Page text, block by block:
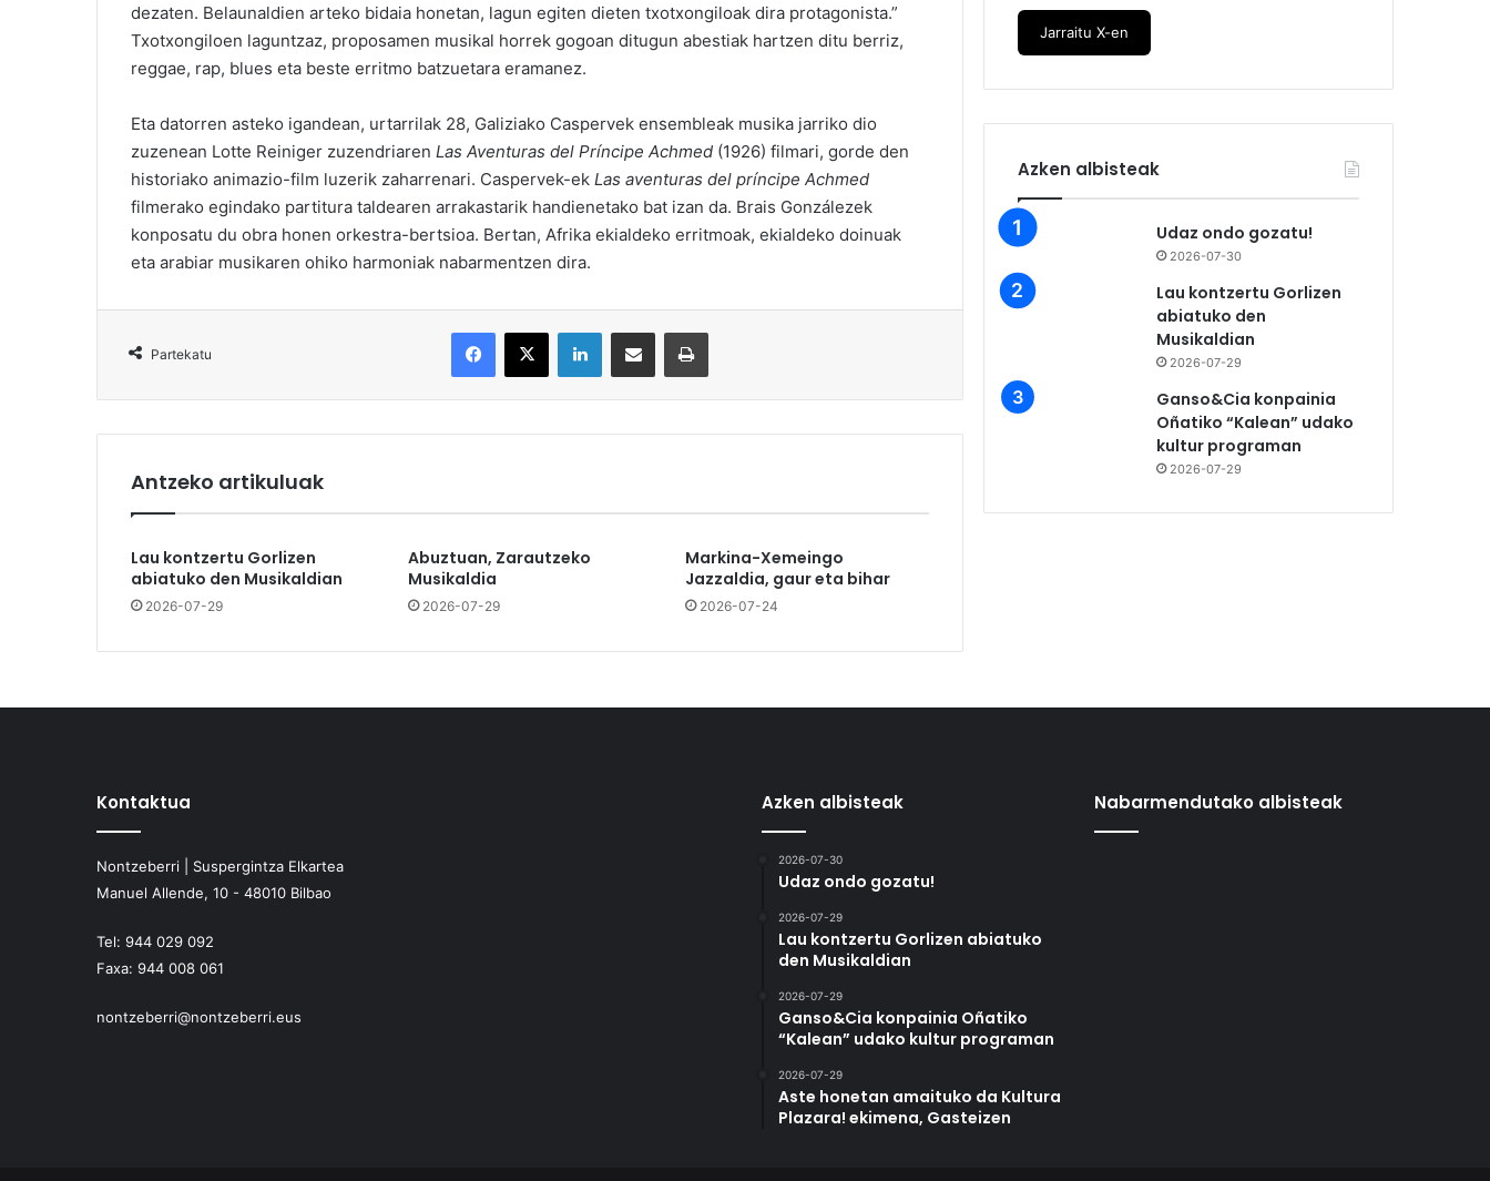
dezaten. Belaunaldien arteko bidaia honetan, lagun egiten dieten txotxongiloak dira protagonista.”
Txotxongiloen laguntzaz, proposamen musikal horrek gogoan ditugun abestiak hartzen ditu berriz,
reggae, rap, blues eta beste erritmo batzuetara eramanez.
Eta datorren asteko igandean, urtarrilak 28, Galiziako Caspervek ensembleak musika jarriko dio
zuzenean Lotte Reiniger zuzendriaren Las Aventuras del Príncipe Achmed (1926) filmari, gorde den
historiako animazio-film luzerik zaharrenari. Caspervek-ek Las aventuras del príncipe Achmed
filmerako egindako partitura taldearen arrakastarik handienetako bat izan da. Brais Gonzálezek
konposatu du obra honen orkestra-bertsioa. Bertan, Afrika ekialdeko erritmoak, ekialdeko doinuak
eta arabiar musikaren ohiko harmoniak nabarmentzen dira.
Partekatu
Antzeko artikuluak
Lau kontzertu Gorlizen
abiatuko den Musikaldian
2026-07-29
Abuztuan, Zarautzeko
Musikaldia
2026-07-29
Markina-Xemeingo
Jazzaldia, gaur eta bihar
2026-07-24
Jarraitu X-en
Azken albisteak
Udaz ondo gozatu!
2026-07-30
Lau kontzertu Gorlizen
abiatuko den
Musikaldian
2026-07-29
Ganso&Cia konpainia
Oñatiko “Kalean” udako
kultur programan
2026-07-29
Kontaktua
Nontzeberri | Suspergintza Elkartea
Manuel Allende, 10 - 48010 Bilbao
Tel: 944 029 092
Faxa: 944 008 061
nontzeberri@nontzeberri.eus
Azken albisteak
2026-07-30
Udaz ondo gozatu!
2026-07-29
Lau kontzertu Gorlizen abiatuko
den Musikaldian
2026-07-29
Ganso&Cia konpainia Oñatiko
“Kalean” udako kultur programan
2026-07-29
Aste honetan amaituko da Kultura
Plazara! ekimena, Gasteizen
Nabarmendutako albisteak